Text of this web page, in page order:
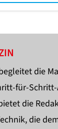
die
für-
die
die